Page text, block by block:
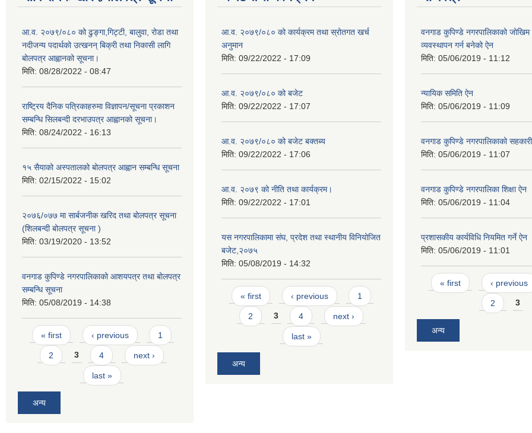
आ.व. २०७९/०८० को ढुङ्गा,गिट्टी, बालुवा, रोडा तथा
नदीजन्य पदार्थको उत्खनन् बिक्री तथा निकासी लागि
बोलपत्र आह्वानको सूचना।
मिति: 08/28/2022 - 08:47
राष्ट्रिय दैनिक पत्रिकाहरुमा विज्ञापन/सूचना प्रकाशन
सम्बन्धि सिलबन्दी दरभाउपत्र आह्वानको सूचना।
मिति: 08/24/2022 - 16:13
१५ सैयाको अस्पतालको बोलपत्र आह्वान सम्बन्धि सूचना
मिति: 02/15/2022 - 15:02
२०७६/०७७ मा सार्बजनीक खरिद तथा बोलपत्र सूचना
(शिलबन्दी बोलपत्र सूचना )
मिति: 03/19/2020 - 13:52
वनगाड कुपिण्डे नगरपालिकाको आशयपत्र तथा बोलपत्र
सम्बन्धि सूचना
मिति: 05/08/2019 - 14:38
Pages
« first ‹ previous 1
2 3 4 next ›
last »
अन्य
आ.व. २०७९/०८० को कार्यक्रम तथा स्रोतगत खर्च
अनुमान
मिति: 09/22/2022 - 17:09
आ.व. २०७९/०८० को बजेट
मिति: 09/22/2022 - 17:07
आ.व. २०७९/०८० को बजेट बक्तब्य
मिति: 09/22/2022 - 17:06
आ.व. २०७९ को नीति तथा कार्यक्रम।
मिति: 09/22/2022 - 17:01
यस नगरपालिकामा संघ, प्रदेश तथा स्थानीय विनियोजित
बजेट,२०७५
मिति: 05/08/2019 - 14:32
Pages
« first ‹ previous 1
2 3 4 next ›
last »
अन्य
वनगाड कुपिण्डे नगरपालिकाको
व्यवस्थापन गर्न बनेको ऐन
मिति: 05/06/2019 - 11:12
न्यायिक समिति ऐन
मिति: 05/06/2019 - 11:09
वनगाड कुपिण्डे नगरपालिकाको
मिति: 05/06/2019 - 11:07
वनगाड कुपिण्डे नगरपालिका शिक्षा ऐन
मिति: 05/06/2019 - 11:04
प्रशासकीय कार्यविधि नियमित गर्ने ऐन
मिति: 05/06/2019 - 11:01
Pages
« first ‹ previous
2 3
अन्य